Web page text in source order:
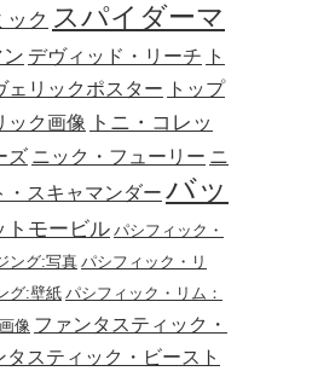
ック スパイダーマ
デヴィッド・リーチ ト
ェリックポスター トップ
ック画像 トニ・コレッ
ズ ニック・フューリー ニ
・スキャマンダー バッ
トモービルパシフィック・
ング:写真パシフィック・リ
グ:壁紙 パシフィック・リム：
像 ファンタスティック・
タスティック・ビースト